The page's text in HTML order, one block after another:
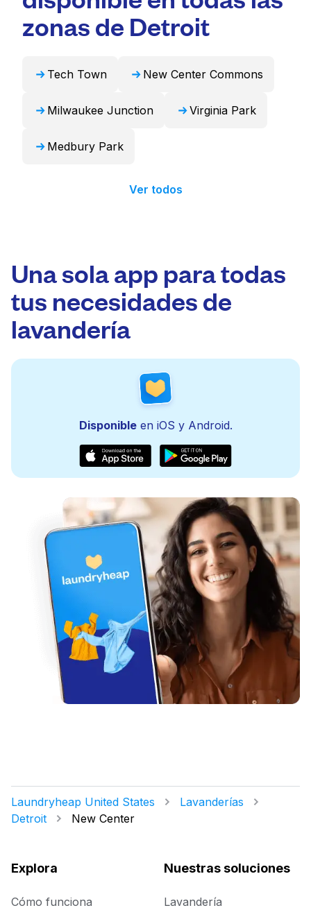
puede encargarse de estos artículos de forma
profesional y devolverlos listos para usar en
zonas de Detroit
Tech Town New Center Commons
Milwaukee Junction Virginia Park
Medbury Park
Ver todos
Una sola app para todas
tus necesidades de
lavandería
Disponibleen iOS y Android.
Laundryheap United States
Lavanderías
Detroit
New Center
Explora
Cómo funciona
Nuestras soluciones
Lavandería